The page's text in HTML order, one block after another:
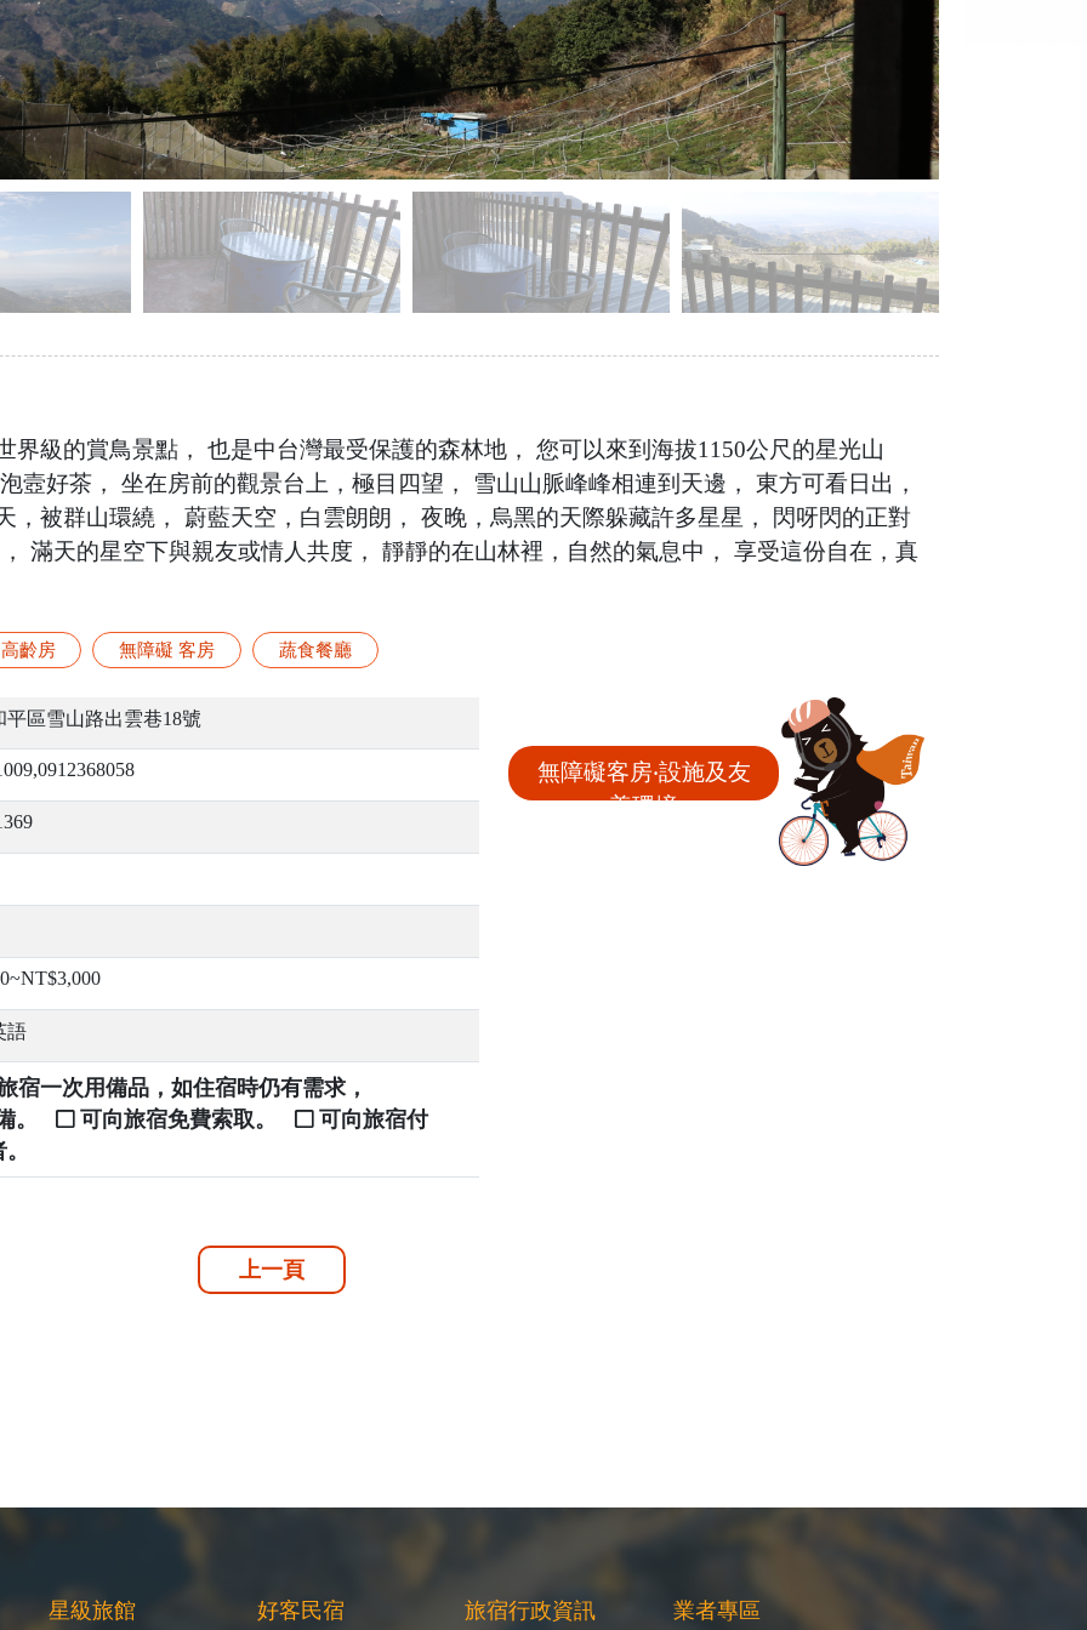
界級的賞鳥景點， 也是中台灣最受保護的森林地， 您可以來到海拔1150公尺的星光山
壼好茶， 坐在房前的觀景台上，極目四望， 雪山山脈峰峰相連到天邊， 東方可看日出，
，被群山環繞， 蔚藍天空，白雲朗朗， 夜晚，烏黑的天際躲藏許多星星， 閃呀閃的正對
滿天的星空下與親友或情人共度， 靜靜的在山林裡，自然的氣息中， 享受這份自在，真
高齡房 無障礙 客房 蔬食餐廳
平區雪山路出雲巷18號
語
宿一次用備品，如住宿時仍有需求，
。
可向旅宿免費索取。
可向旅宿付
無障礙客房‧設施及友
善環境
上一頁
星級旅館 好客民宿 旅宿行政資訊 業者專區